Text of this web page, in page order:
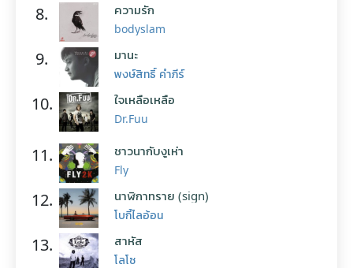
8. ความรัก
bodyslam
9. มานะ
พงษ์สิทธิ์ คำภีร์
10. ใจเหลือเหลือ
Dr.Fuu
11. ชาวนากับงูเห่า
Fly
12. นาฬิกาทราย (sign)
โบกี้ไลอ้อน
13. สาหัส
โลโซ